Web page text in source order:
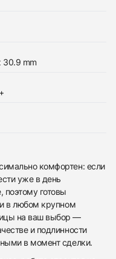
30.9 mm
комфортен: если
уже в день
готовы
в любом крупном
на ваш выбор —
и подлинности
в момент сделки.
и мы свяжемся
и мы свяжемся
часов…